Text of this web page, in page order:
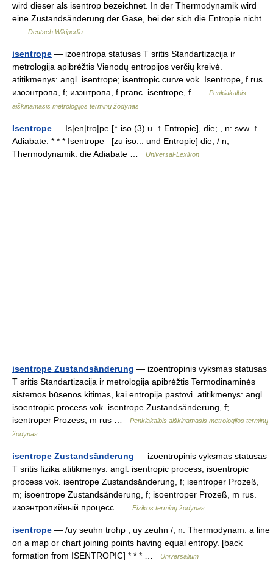
wird dieser als isentrop bezeichnet. In der Thermodynamik wird
eine Zustandsänderung der Gase, bei der sich die Entropie nicht…
Deutsch Wikipedia
isentrope — izoentropa statusas T sritis Standartizacija ir
metrologija apibrėžtis Vienodų entropijos verčių kreivė.
atitikmenys: angl. isentrope; isentropic curve vok. Isentrope, f rus.
изоэнтропа, f; изэнтропа, f pranc. isentrope, f …
Penkiakalbis
aiškinamasis metrologijos terminų žodynas
Isentrope — Is|en|tro|pe [↑ iso (3) u. ↑ Entropie], die; , n: svw. ↑
Adiabate. * * * Isentrope [zu iso... und Entropie] die, / n,
Thermodynamik: die Adiabate …
Universal-Lexikon
isentrope Zustandsänderung — izoentropinis vyksmas statusas
T sritis Standartizacija ir metrologija apibrėžtis Termodinaminės
sistemos būsenos kitimas, kai entropija pastovi. atitikmenys: angl.
isoentropic process vok. isentrope Zustandsänderung, f;
isentroper Prozess, m rus …
Penkiakalbis aiškinamasis metrologijos terminų
žodynas
isentrope Zustandsänderung — izoentropinis vyksmas statusas
T sritis fizika atitikmenys: angl. isentropic process; isoentropic
process vok. isentrope Zustandsänderung, f; isentroper Prozeß,
m; isoentrope Zustandsänderung, f; isoentroper Prozeß, m rus.
изоэнтропийный процесс …
Fizikos terminų žodynas
isentrope — /uy seuhn trohp , uy zeuhn /, n. Thermodynam. a line
on a map or chart joining points having equal entropy. [back
formation from ISENTROPIC] * * * …
Universalium